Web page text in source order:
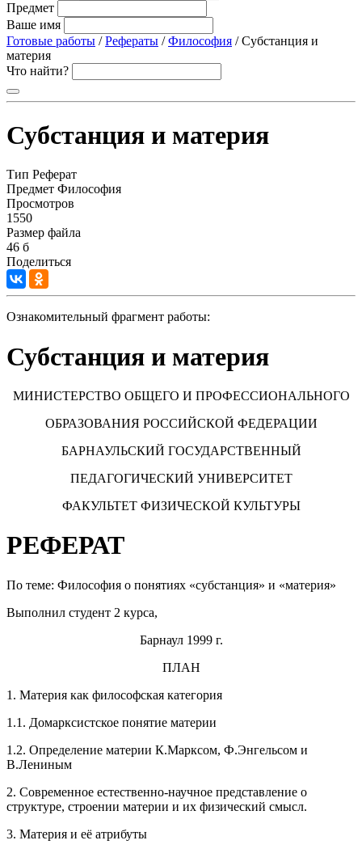
Предмет
Ваше имя
Готовые работы /Рефераты /Философия / Субстанция и
материя
Что найти?
Субстанция и материя
Тип Реферат
Предмет Философия
Просмотров
1550
Размер файла
46 б
Поделиться
Ознакомительный фрагмент работы:
Субстанция и материя
МИНИСТЕРСТВО ОБЩЕГО И ПРОФЕССИОНАЛЬНОГО
ОБРАЗОВАНИЯ РОССИЙСКОЙ ФЕДЕРАЦИИ
БАРНАУЛЬСКИЙ ГОСУДАРСТВЕННЫЙ
ПЕДАГОГИЧЕСКИЙ УНИВЕРСИТЕТ
ФАКУЛЬТЕТ ФИЗИЧЕСКОЙ КУЛЬТУРЫ
РЕФЕРАТ
По теме: Философия о понятиях «субстанция» и «материя»
Выполнил студент 2 курса,
Барнаул 1999 г.
ПЛАН
1. Материя как философская категория
1.1. Домарксистское понятие материи
1.2. Определение материи К.Марксом, Ф.Энгельсом и
В.Лениным
2. Современное естественно-научное представление о
структуре, строении материи и их физический смысл.
3. Материя и её атрибуты